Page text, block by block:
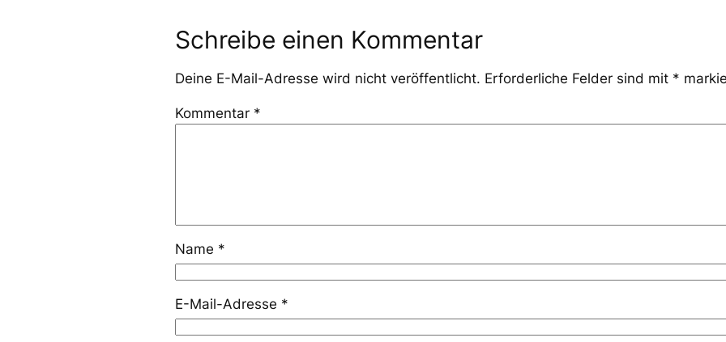
Schreibe einen Kommentar
Deine E-Mail-Adresse wird nicht veröffentlicht. Erforderliche Felder sind mit *
Kommentar *
Name *
E-Mail-Adresse *